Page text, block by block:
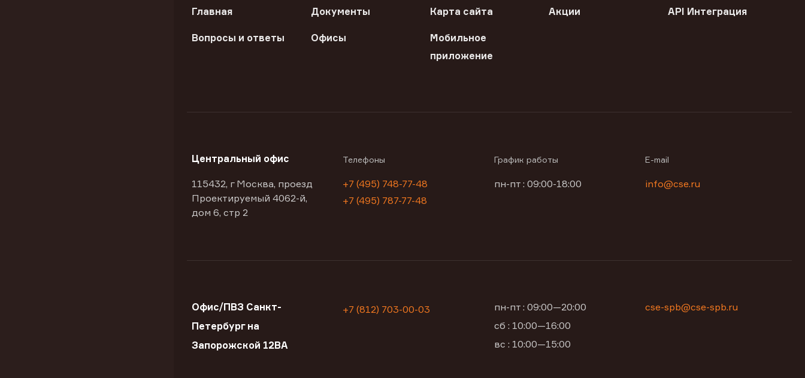
Главная Документы Карта сайта Акции API Интеграция
Вопросы и ответы Офисы
Мобильное
приложение
Центральный офис
115432, г Москва, проезд
Проектируемый 4062-й,
дом 6, стр 2
Телефоны
+7 (495) 748-77-48
+7 (495) 787-77-48
График работы
пн-пт : 09:00-18:00
E-mail
info@cse.ru
Офис/ПВЗ Санкт-
Петербург на
Запорожской 12ВА
+7 (812) 703-00-03
пн-пт : 09:00—20:00
сб : 10:00—16:00
вс : 10:00—15:00
cse-spb@cse-spb.ru